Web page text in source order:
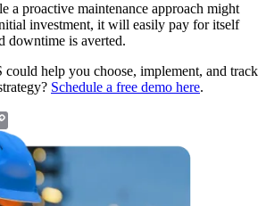
a proactive maintenance approach might
investment, it will easily pay for itself
downtime is averted.
help you choose, implement, and track
Schedule a free demo here.
Link